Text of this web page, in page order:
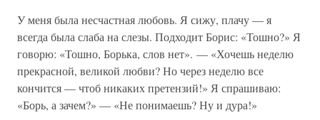
У меня была несчастная любовь. Я сижу, плачу — я
всегда была слаба на слезы. Подходит Борис: «Тошно?» Я
говорю: «Тошно, Борька, слов нет». — «Хочешь неделю
прекрасной, великой любви? Но через неделю все
кончится — чтоб никаких претензий!» Я спрашиваю:
«Борь, а зачем?» — «Не понимаешь? Ну и дура!»